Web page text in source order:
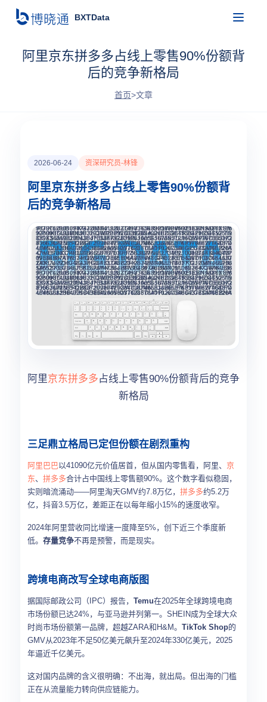
BXTData
阿里京东拼多多占线上零售90%份额背
后的竞争新格局
首页>文章
2026-06-24 资深研究员-林锋
阿里京东拼多多占线上零售90%份额背
后的竞争新格局
阿里京东拼多多占线上零售90%份额背后的竞争
新格局
三足鼎立格局已定但份额在剧烈重构
阿里巴巴 以41090亿元价值居首，但从国内零售看，阿里、 京
东、 拼多多合计占中国线上零售额90%。这个数字看似稳固，
实则暗流涌动——阿里淘天GMV约7.8万亿， 拼多多约5.2万
亿，抖音3.5万亿，差距正在以每年缩小15%的速度收窄。
2024年阿里营收同比增速一度降至5%，创下近三个季度新
低。 存量竞争不再是预警，而是现实。
跨境电商改写全球电商版图
据国际邮政公司（IPC）报告， Temu在2025年全球跨境电商
市场份额已达24%，与亚马逊并列第一。SHEIN成为全球大众
时尚市场份额第一品牌，超越ZARA和H&M。 TikTok Shop的
GMV从2023年不足50亿美元飙升至2024年330亿美元，2025
年逼近千亿美元。
这对国内品牌的含义很明确：不出海，就出局。但出海的门槛
正在从流量能力转向供应链能力。